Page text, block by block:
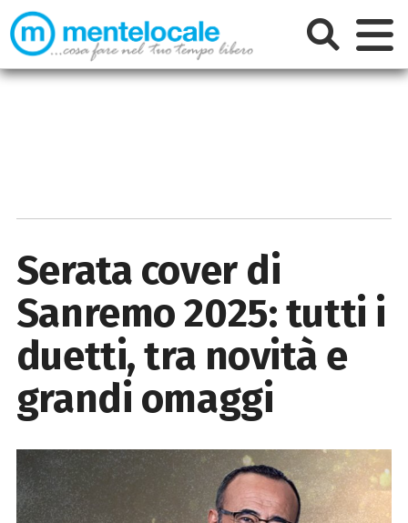
Serata cover di
Sanremo 2025: tutti i
duetti, tra novità e
grandi omaggi